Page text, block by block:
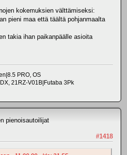
kokemuksien välttämiseksi:
pieni maa että täältä pohjanmaalta
takia ihan paikanpäälle asioita
PRO, OS
21RZ-V01B|Futaba 3Pk
pienoisautoilijat
#1418